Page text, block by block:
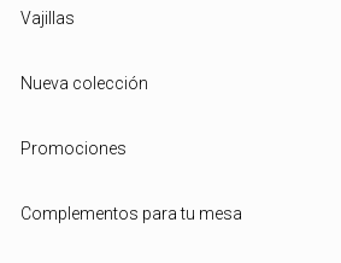
Vajillas
Nueva colección
Promociones
Complementos para tu mesa